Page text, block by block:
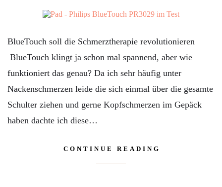
BlueTouch soll die Schmerztherapie revolutionieren
BlueTouch klingt ja schon mal spannend, aber wie
funktioniert das genau? Da ich sehr häufig unter
Nackenschmerzen leide die sich einmal über die gesamte
Schulter ziehen und gerne Kopfschmerzen im Gepäck
haben dachte ich diese…
CONTINUE READING